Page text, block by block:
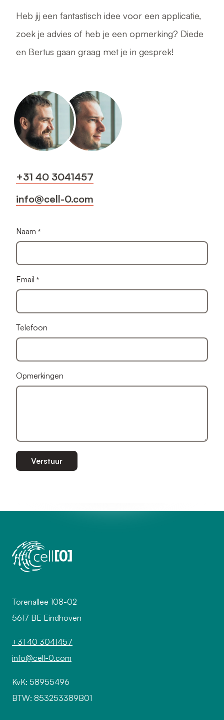
Heb jij een fantastisch idee voor een applicatie,
zoek je advies of heb je een opmerking? Diede
en Bertus gaan graag met je in gesprek!
+31 40 3041457
info@cell-0.com
Naam
Email
Telefoon
Opmerkingen
Verstuur
Torenallee 108-02
5617 BE Eindhoven
+31 40 3041457
info@cell-0.com
KvK: 58955496
BTW: 853253389B01